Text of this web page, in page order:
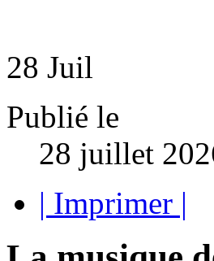
28 Juil
Publié le
28 juillet
| Imprimer |